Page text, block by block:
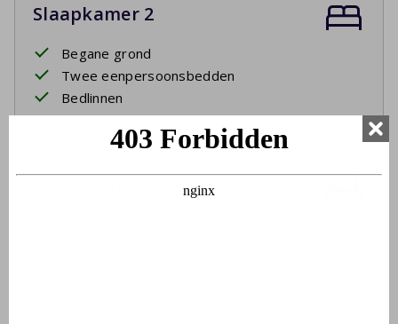
Slaapkamer 2
Begane grond
Twee eenpersoonsbedden
Bedlinnen